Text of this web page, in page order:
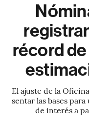
récord
El ajuste de la
sentar las bases
de interés a